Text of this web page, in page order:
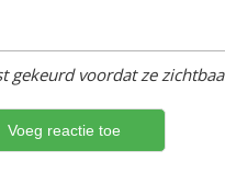
gekeurd voordat ze